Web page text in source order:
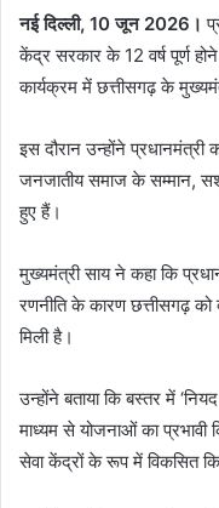
नई दिल्ली, 10 जून 2026।
केंद्र सरकार के 12 वर्ष पूर्ण
कार्यक्रम में छत्तीसगढ़ के
इस दौरान उन्होंने प्रधानमंत्री
जनजातीय समाज के सम्मान,
हुए हैं।
मुख्यमंत्री साय ने कहा कि
रणनीति के कारण छत्तीसगढ़ को
मिली है।
उन्होंने बताया कि बस्तर में
माध्यम से योजनाओं का प्रभावी
सेवा केंद्रों के रूप में विकसित